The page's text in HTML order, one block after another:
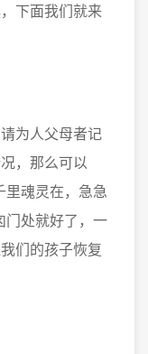
下面我们就来
为人父母者记
，那么可以
里魂灵在，急急
门处就好了，一
们的孩子恢复